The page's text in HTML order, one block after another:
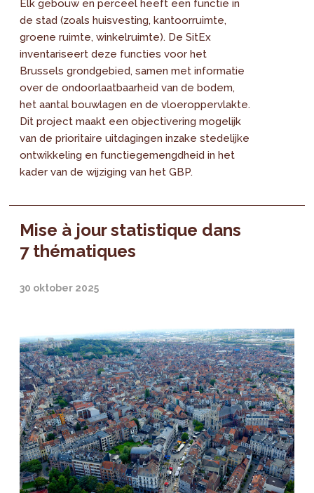
Elk gebouw en perceel heeft een functie in
de stad (zoals huisvesting, kantoorruimte,
groene ruimte, winkelruimte). De SitEx
inventariseert deze functies voor het
Brussels grondgebied, samen met informatie
over de ondoorlaatbaarheid van de bodem,
het aantal bouwlagen en de vloeroppervlakte.
Dit project maakt een objectivering mogelijk
van de prioritaire uitdagingen inzake stedelijke
ontwikkeling en functiegemengdheid in het
kader van de wijziging van het GBP.
Mise à jour statistique dans
7 thématiques
30 oktober 2025